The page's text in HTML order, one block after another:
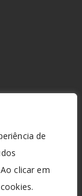
de
clicar em